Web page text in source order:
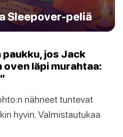
Sleepover-peliä
paukku, jos Jack
läpi murahtaa:
nähneet tuntevat
hyvin. Valmistautukaa